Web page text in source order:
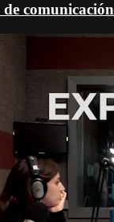
comunicación